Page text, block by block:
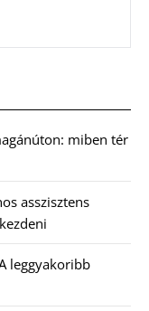
miben tér
asszisztens
leggyakoribb